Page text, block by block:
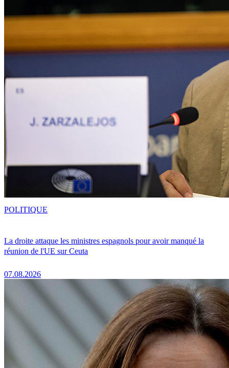
La droite attaque les ministres espagnols pour avoir manqué la
réunion de l'UE sur Ceuta
07.08.2026
POLITIQUE